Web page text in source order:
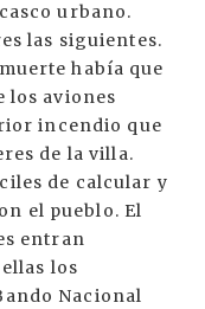
urbano.
las siguientes.
había que
los aviones
incendio que
de la villa.
de calcular y
el pueblo. El
entran
los
Nacional